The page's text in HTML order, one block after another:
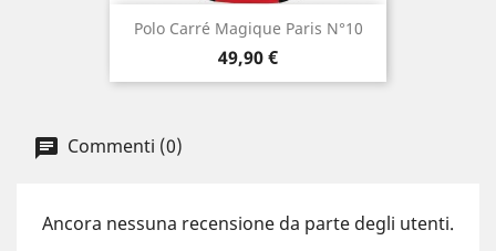
Polo Carré Magique Paris N°10
Prezzo
49,90 €
Commenti (0)
Ancora nessuna recensione da parte degli utenti.